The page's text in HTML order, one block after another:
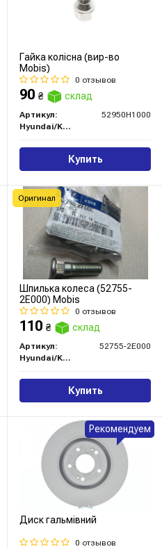
Гайка колісна (вир-во
Mobis)
0 отзывов
90 ₴ склад
Артикул:
52950H1000
Hyundai/Kia/Mobis
Купить
Шпилька колеса (52755-
2E000) Mobis
0 отзывов
110 ₴ склад
Артикул:
52755-2E000
Hyundai/Kia/Mobis
Купить
Оригинал
Диск гальмівний
0 отзывов
Рекомендуем